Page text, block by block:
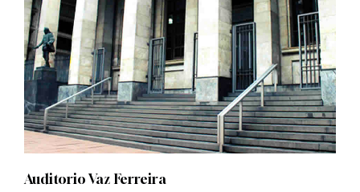
Auditorio Vaz Ferreira